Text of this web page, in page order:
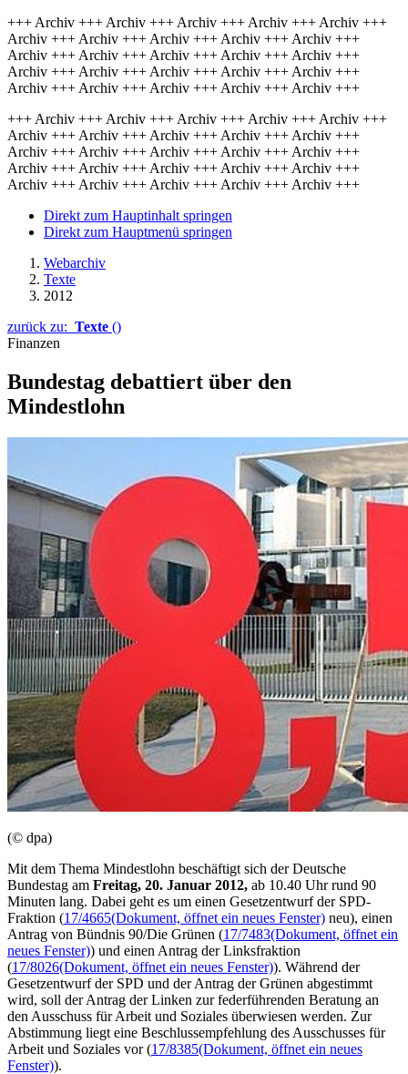
+++ Archiv +++ Archiv +++ Archiv +++ Archiv +++ Archiv +++
Archiv +++ Archiv +++ Archiv +++ Archiv +++ Archiv +++
Archiv +++ Archiv +++ Archiv +++ Archiv +++ Archiv +++
Archiv +++ Archiv +++ Archiv +++ Archiv +++ Archiv +++
Archiv +++ Archiv +++ Archiv +++ Archiv +++ Archiv +++
+++ Archiv +++ Archiv +++ Archiv +++ Archiv +++ Archiv +++
Archiv +++ Archiv +++ Archiv +++ Archiv +++ Archiv +++
Archiv +++ Archiv +++ Archiv +++ Archiv +++ Archiv +++
Archiv +++ Archiv +++ Archiv +++ Archiv +++ Archiv +++
Archiv +++ Archiv +++ Archiv +++ Archiv +++ Archiv +++
Direkt zum Hauptinhalt springen
Direkt zum Hauptmenü springen
Webarchiv
Texte
2012
zurück zu: Texte ()
Finanzen
Bundestag debattiert über den
Mindestlohn
(© dpa)
Mit dem Thema Mindestlohn beschäftigt sich der Deutsche
Bundestag am Freitag, 20. Januar 2012, ab 10.40 Uhr rund 90
Minuten lang. Dabei geht es um einen Gesetzentwurf der SPD-
Fraktion (17/4665(Dokument, öffnet ein neues Fenster) neu), einen
Antrag von Bündnis 90/Die Grünen (17/7483(Dokument, öffnet ein
neues Fenster)) und einen Antrag der Linksfraktion
(17/8026(Dokument, öffnet ein neues Fenster)). Während der
Gesetzentwurf der SPD und der Antrag der Grünen abgestimmt
wird, soll der Antrag der Linken zur federführenden Beratung an
den Ausschuss für Arbeit und Soziales überwiesen werden. Zur
Abstimmung liegt eine Beschlussempfehlung des Ausschusses für
Arbeit und Soziales vor (17/8385(Dokument, öffnet ein neues
Fenster)).